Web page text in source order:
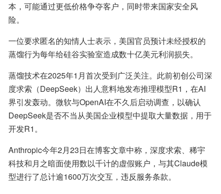
本，可能通过更低价格争夺客户，同时带来国家安全风
险。
一位要求匿名的知情人士表示，美国官员预计未经授权的
蒸馏行为每年给硅谷实验室造成数十亿美元利润损失。
蒸馏技术在2025年1月首次受到广泛关注。此前初创公司深
度求索（DeepSeek）出人意料地发布推理模型R1，在AI
界引发轰动。微软与OpenAI在不久后启动调查，以确认
DeepSeek是否不当从美国企业模型中提取大量数据，用于
开发R1。
Anthropic今年2月23日在博客文章中称，深度求索、稀宇
科技和月之暗面使用数以千计的虚假账户，与其Claude模
型进行了总计逾1600万次交互，违反服务条款。